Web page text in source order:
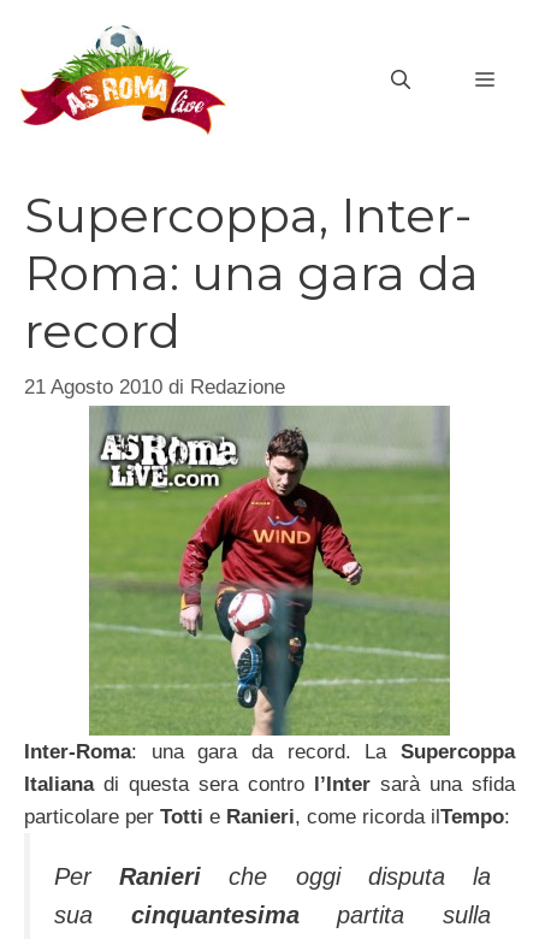
contenuto
Supercoppa, Inter-
Roma: una gara da
record
21 Agosto 2010 di Redazione
Inter-Roma: una gara da record. La Supercoppa
Italianadi questa sera contro l’Inter sarà una sfida
particolare per Totti e Ranieri, come ricorda il Tempo:
PerRanieriche oggi disputa la
sua cinquantesimapartita sulla